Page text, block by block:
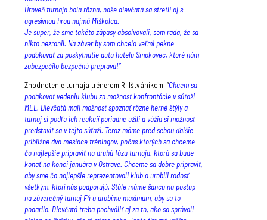
Úroveň turnaja bola rôzna, naše dievčatá sa stretli aj s
agresívnou hrou najmä Miškolca.
Je super, že sme takéto zápasy absolvovali, som rada, že sa
nikto nezranil. Na záver by som chcela veľmi pekne
poďakovať za poskytnutie auta hotelu Smokovec, ktoré nám
zabezpečilo bezpečnú prepravu!”
Zhodnotenie turnaja trénerom R. Ištvánikom: “Chcem sa
poďakovať vedeniu klubu za možnosť konfrontácie v súťaži
MEL. Dievčatá mali možnosť spoznať rôzne herné štýly a
turnaj si podľa ich reakcií poriadne užili a vážia si možnosť
predstaviť sa v tejto súťaži. Teraz máme pred sebou ďalšie
približne dva mesiace tréningov, počas ktorých sa chceme
čo najlepšie pripraviť na druhú fázu turnaja, ktorá sa bude
konať na konci januára v Ostrave. Chceme sa dobre pripraviť,
aby sme čo najlepšie reprezentovali klub a urobili radosť
všetkým, ktorí nás podporujú. Stále máme šancu na postup
na záverečný turnaj F4 a urobíme maximum, aby sa to
podarilo. Dievčatá treba pochváliť aj za to, ako sa správali